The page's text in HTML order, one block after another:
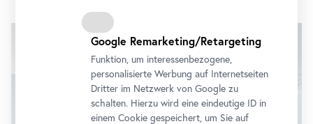
Google Remarketing/Retargeting
Funktion, um interessenbezogene,
personalisierte Werbung auf Internetseiten
Dritter im Netzwerk von Google zu
schalten. Hierzu wird eine eindeutige ID in
einem Cookie gespeichert, um Sie auf